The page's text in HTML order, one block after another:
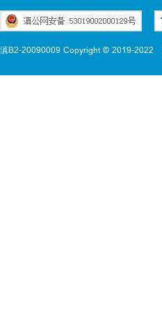
滇B2-20090009 Copyright © 2019-2022